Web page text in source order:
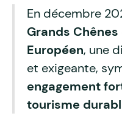
En décembre
Grands Chênes
Européen, une
et exigeante,
engagement
tourisme